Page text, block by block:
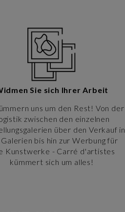
Sie sich Ihrer Arbeit
uns um den Rest! Von der
zwischen den einzelnen
über den Verkauf in
bis hin zur Werbung für
Kunstwerke - Carré d'artistes
kümmert sich um alles!